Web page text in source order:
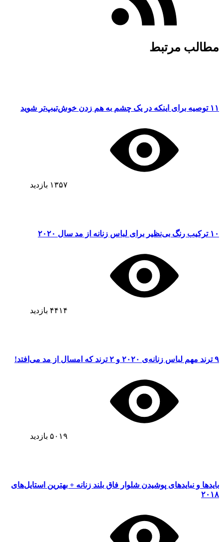
مطالب مرتبط
۱۱ توصیه‌ برای اینکه در یک چشم به هم زدن خوش‌تیپ‌تر شوید
۱۳۵۷ بازدید
۱۰ ترکیب رنگ بی‌نظیر برای لباس زنانه از مد سال ۲۰۲۰
۴۴۱۴ بازدید
۹ ترند مهم لباس زنانه‌ی ۲۰۲۰ و ۲ ترند که امسال از مد می‌افتد!
۵۰۱۹ بازدید
بایدها و نبایدهای پوشیدن شلوار فاق بلند زنانه + بهترین استایل‌های
۲۰۱۸